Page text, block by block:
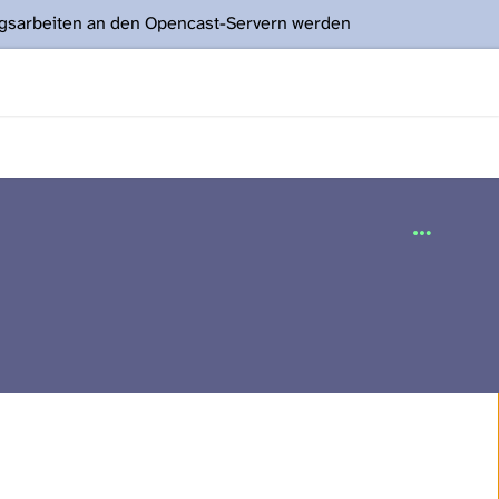
an den Opencast-Servern werden